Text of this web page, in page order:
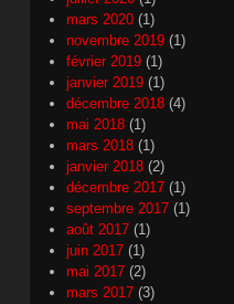
mars 2020 (1)
novembre 2019 (1)
février 2019 (1)
janvier 2019 (1)
décembre 2018 (4)
mai 2018 (1)
mars 2018 (1)
janvier 2018 (2)
décembre 2017 (1)
septembre 2017 (1)
août 2017 (1)
juin 2017 (1)
mai 2017 (2)
mars 2017 (3)